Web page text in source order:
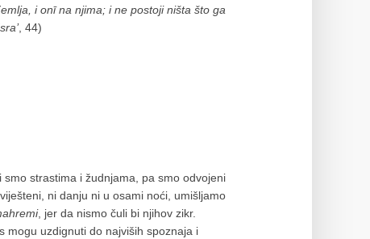
i onī na njima; i ne postoji ništa što ga
, 44)
strastima i žudnjama, pa smo odvojeni
ni danju ni u osami noći, umišljamo
, jer da nismo čuli bi njihov zikr.
mogu uzdignuti do najviših spoznaja i